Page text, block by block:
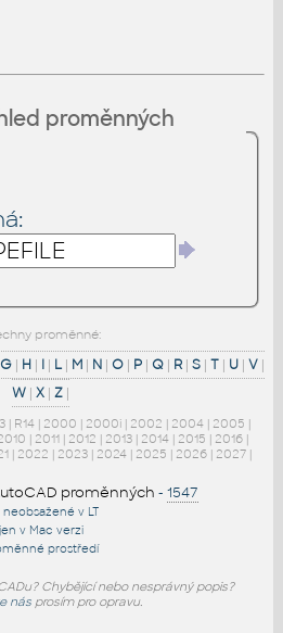
proměnných
proměnné:
G| H | I| L| M| N| O| P| Q| R| S| T| U| V|
W | X | Z |
| R14 | 2000 | 2000i | 2002 | 2004 | 2005 |
| 2011 | 2012 | 2013 | 2014 | 2015 | 2016 |
| 2022 | 2023 | 2024 | 2025 | 2026 | 2027 |
proměnných - 1547
neobsažené v LT
jen v Mac verzi
prostředí
Chybějící nebo nesprávný popis?
násprosím pro opravu.